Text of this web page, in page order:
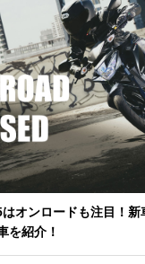
はオンロードも注目！
を紹介！